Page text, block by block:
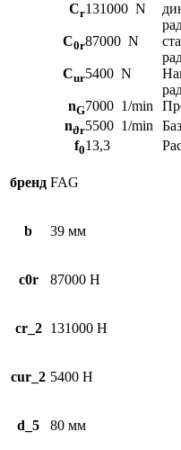
Cr131000 N
C0r87000 N
Cur5400 N
nG7000 1/min
nϑr5500 1/min
f013,3
бренд FAG
b 39 мм
c0r 87000 Н
cr_2 131000 Н
cur_2 5400 Н
d_5 80 мм